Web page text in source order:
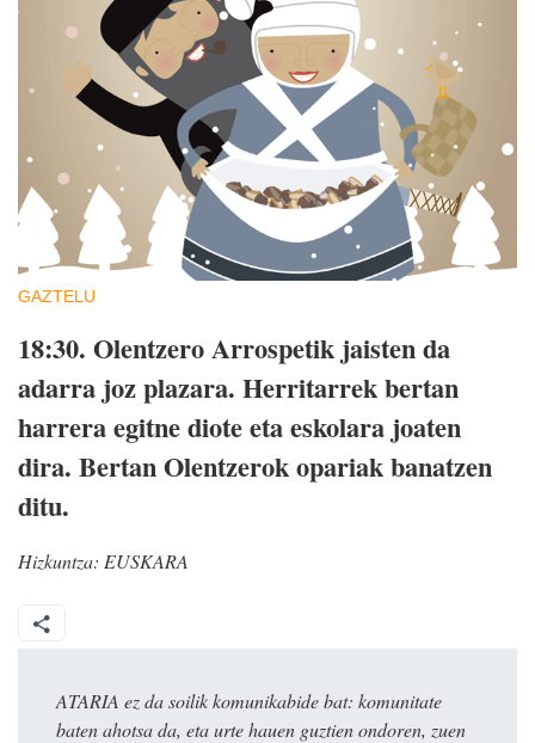
GAZTELU
18:30. Olentzero Arrospetik jaisten da
adarra joz plazara. Herritarrek bertan
harrera egitne diote eta eskolara joaten
dira. Bertan Olentzerok opariak banatzen
ditu.
Hizkuntza: EUSKARA
ATARIA ez da soilik komunikabide bat: komunitate
baten ahotsa da, eta urte hauen guztien ondoren, zuen